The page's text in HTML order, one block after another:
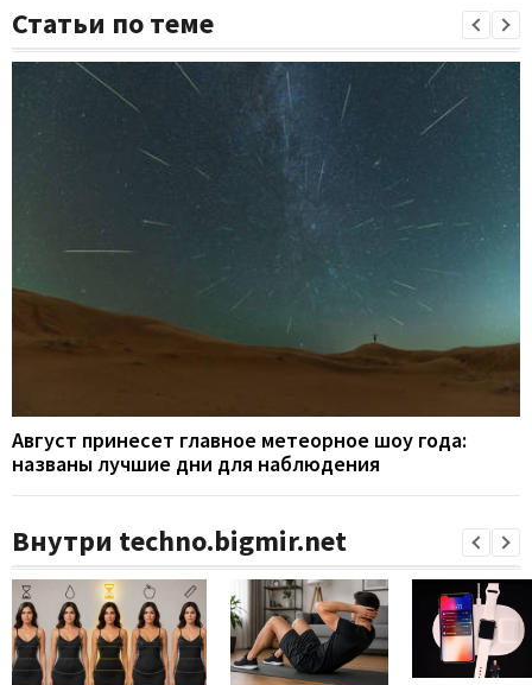
Статьи по теме
Август принесет главное метеорное шоу года:
названы лучшие дни для наблюдения
Внутри techno.bigmir.net